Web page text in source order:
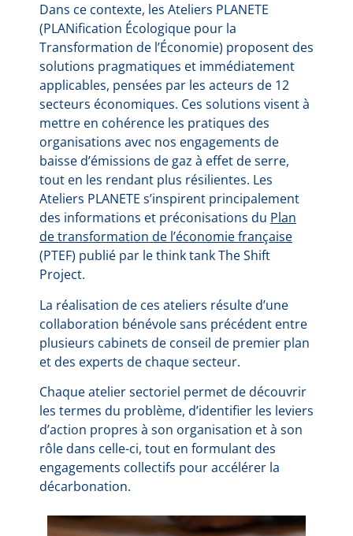
Dans ce contexte, les Ateliers PLANETE
(PLANification Écologique pour la
Transformation de l’Économie) proposent des
solutions pragmatiques et immédiatement
applicables, pensées par les acteurs de 12
secteurs économiques. Ces solutions visent à
mettre en cohérence les pratiques des
organisations avec nos engagements de
baisse d’émissions de gaz à effet de serre,
tout en les rendant plus résilientes. Les
Ateliers PLANETE s’inspirent principalement
des informations et préconisations du Plan
de transformation de l’économie française
(PTEF) publié par le think tank The Shift
Project.
La réalisation de ces ateliers résulte d’une
collaboration bénévole sans précédent entre
plusieurs cabinets de conseil de premier plan
et des experts de chaque secteur.
Chaque atelier sectoriel permet de découvrir
les termes du problème, d’identifier les leviers
d’action propres à son organisation et à son
rôle dans celle-ci, tout en formulant des
engagements collectifs pour accélérer la
décarbonation.